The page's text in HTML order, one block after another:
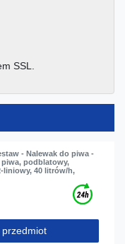
SSL.
- Nalewak do piwa -
podblatowy,
liniowy, 40 litrów/h,
przedmiot